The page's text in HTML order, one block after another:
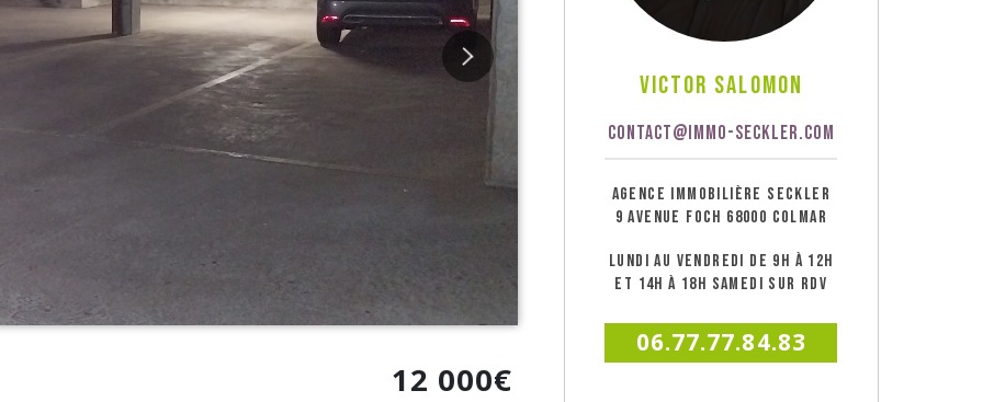
12 000€
Victor Salomon
CONTACT@IMMO-SECKLER.COM
AGENCE IMMOBILIÈRE SECKLER
9 AVENUE FOCH 68000 COLMAR
LUNDI AU VENDREDI DE 9H À 12H
ET 14H À 18H SAMEDI SUR RDV
06.77.77.84.83